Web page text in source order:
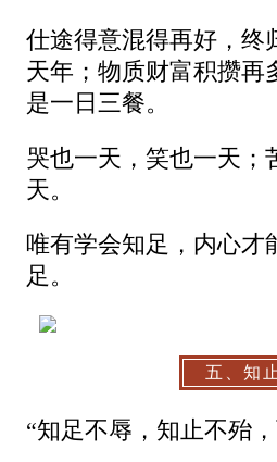
仕途得意混得再好，终
天年；物质财富积攒再
是一日三餐。
哭也一天，笑也一天；
天。
唯有学会知足，内心才
足。
五、知
“知足不辱，知止不殆